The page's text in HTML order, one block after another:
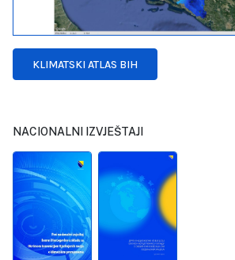
KLIMATSKI ATLAS BIH
NACIONALNI IZVJEŠTAJI